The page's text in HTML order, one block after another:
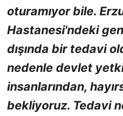
oturamıyor bile.
Hastanesi'ndeki
dışında bir tedavi
nedenle devlet
insanlarından,
bekliyoruz. Tedavi